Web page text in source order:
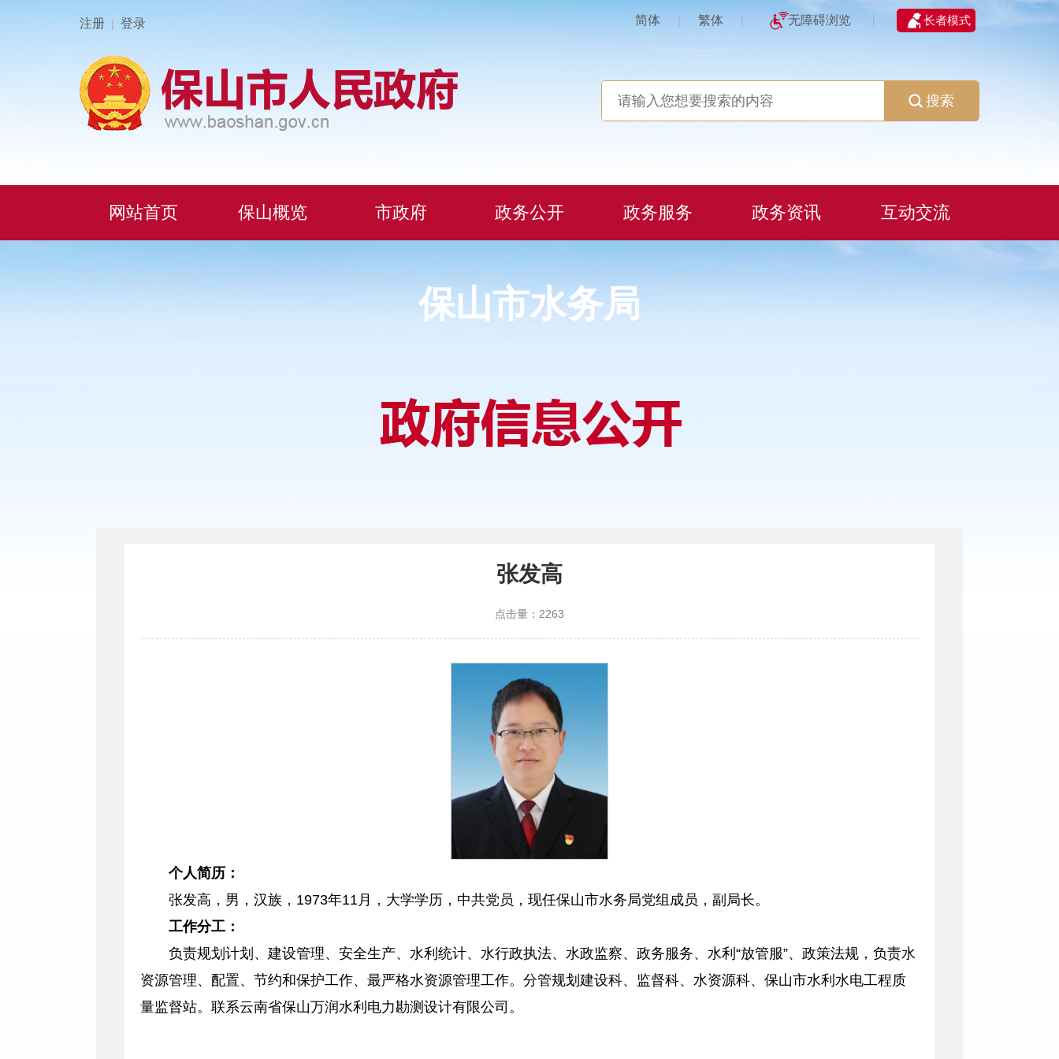
注册 | 登录 简体 | 繁体 | 无障碍浏览 | 长者模式
搜索
网站首页 保山概览 市政府 政务公开 政务服务 政务资讯 互动交流
保山市水务局
张发高
点击量： 2263
个人简历：
张发高，男，汉族，1973年11月，大学学历，中共党员，现任保山市水务局党组成员，副局长。
工作分工：
负责规划计划、建设管理、安全生产、水利统计、水行政执法、水政监察、政务服务、水利“放管服”、政策法规，负责水
资源管理、配置、节约和保护工作、最严格水资源管理工作。分管规划建设科、监督科、水资源科、保山市水利水电工程质
量监督站。联系云南省保山万润水利电力勘测设计有限公司。